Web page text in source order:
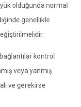
olduğunda normal
genellikle
kontrol
veya yanmış
ve gerekirse